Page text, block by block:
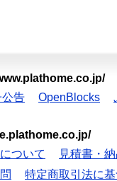
公告 OpenBlocks
ついて
見積書・
特定商取引法に